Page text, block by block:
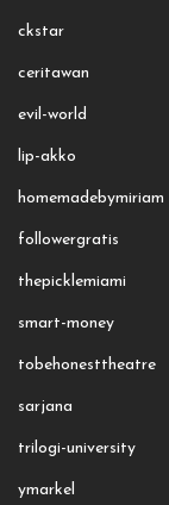
ckstar
ceritawan
evil-world
lip-akko
homemadebymiriam
followergratis
thepicklemiami
smart-money
tobehonesttheatre
sarjana
trilogi-university
ymarkel